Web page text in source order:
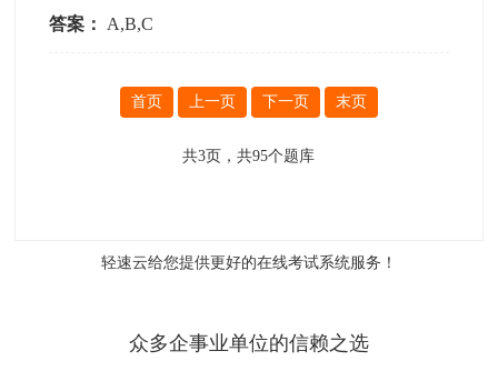
答案： A,B,C
首页 上一页 下一页 末页
共3页，共95个题库
轻速云给您提供更好的在线考试系统服务！
众多企事业单位的信赖之选